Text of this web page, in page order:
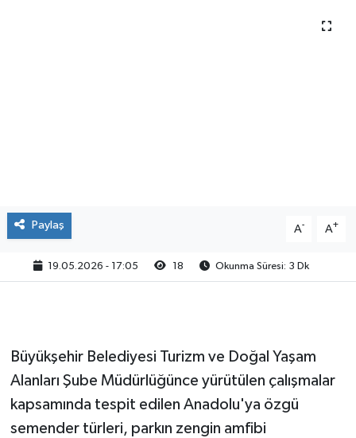
Paylaş A A+
19.05.2026 - 17:05 18 Okunma Süresi: 3 Dk
Büyükşehir Belediyesi Turizm ve Doğal Yaşam
Alanları Şube Müdürlüğünce yürütülen çalışmalar
kapsamında tespit edilen Anadolu'ya özgü
semender türleri, parkın zengin amfibi